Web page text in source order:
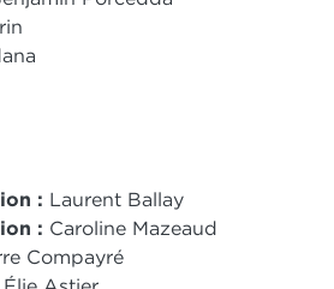
: Laurent Ballay
: Caroline Mazeaud
Compayré